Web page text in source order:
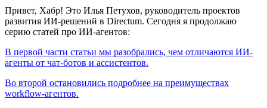
Привет, Хабр! Это Илья Петухов, руководитель проектов
развития ИИ-решений в Directum. Сегодня я продолжаю
серию статей про ИИ-агентов:
В первой части статьи мы разобрались, чем отличаются ИИ-
агенты от чат-ботов и ассистентов.
Во второй остановились подробнее на преимуществах
workflow-агентов.